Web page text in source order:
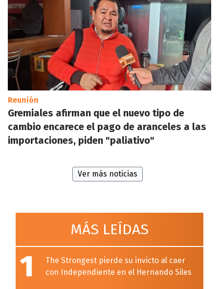
Reunión
Gremiales afirman que el nuevo tipo de
cambio encarece el pago de aranceles a las
importaciones, piden "paliativo"
Ver más noticias
MÁS LEÍDAS
1
The Strongest pierde su invicto al caer
con Independiente en el Hernando Siles